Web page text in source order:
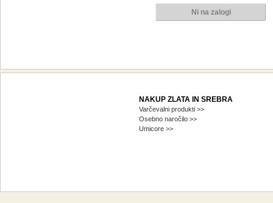
NAKUP ZLATA IN SREBRA
Varčevalni produkti >>
Osebno naročilo >>
Umicore >>